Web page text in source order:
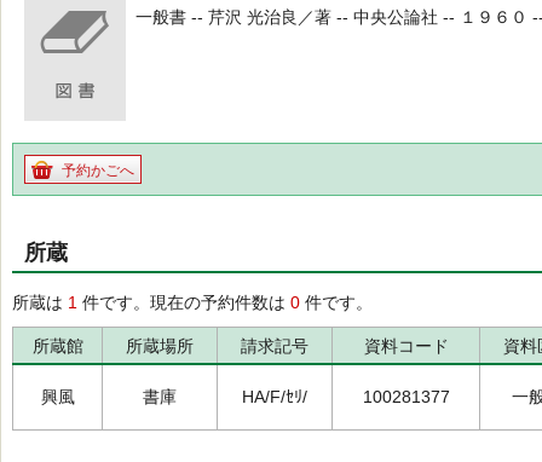
一般書 -- 芹沢 光治良／著 -- 中央公論社 -- １９６０
予約かごへ
所蔵
所蔵は 1 件です。現在の予約件数は 0 件です。
所蔵館 所蔵場所 請求記号 資料コード 資料
興風 書庫 HA/F/ｾﾘ/ 100281377 一